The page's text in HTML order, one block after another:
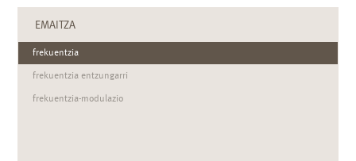
EMAITZA
frekuentzia
frekuentzia entzungarri
frekuentzia-modulazio